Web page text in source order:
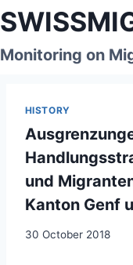
Skip
to
content
Monitoring on
HISTORY
und
Kanton Genf
30 October 2018